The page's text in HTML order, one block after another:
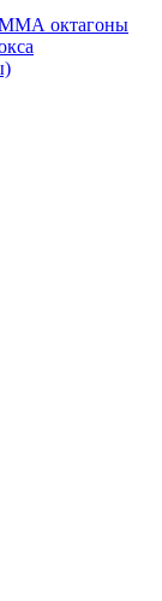
ММА октагоны